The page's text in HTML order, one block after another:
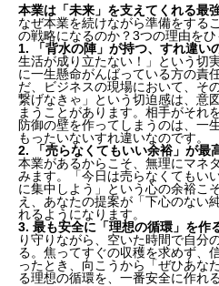
本業は「未来」を支えてくれる最
なぜ本業を続けながら準備をする
の戦略になるのか？3つの理由をひ
1. 「背水の陣」が持つ、すれ違い
生活が成り立たない！」という切
に一生懸命がんばっている方の責
だ、ビジネスの現場において、そ
繋げなきゃ」という切迫感は、意
まうことがあります。相手がそれ
防御の壁を作ってしまうのは、一
もったいないすれ違いなのです。
2. 「売らなくてもいい余裕」が最
本業があるからこそ、無理にマネ
みます。「今日は売らなくてもい
に集中しよう」という心の余裕こ
え、あなたの提案が「下心のない
れるようになります。
3. 最も安全に「理想の循環」を作
り守りながら、空いた時間で自分
る。焦ってすぐの収穫を求めず、
ったとき、向こうから「ぜひあな
る理想の循環を、一番安全に作れ